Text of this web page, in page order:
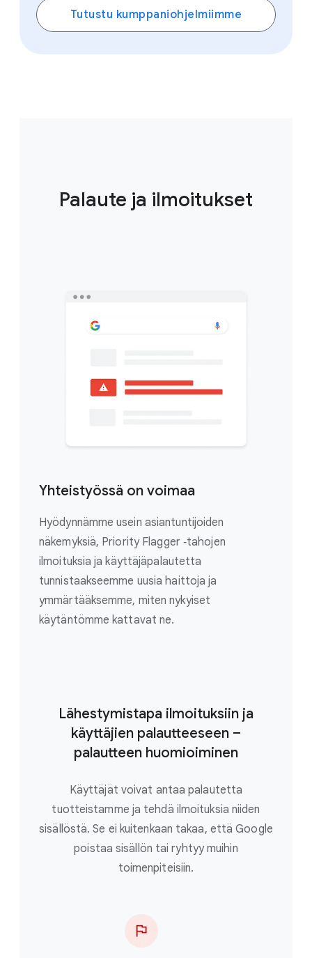
Tutustu kumppaniohjelmiimme
Palaute ja ilmoitukset
Yhteistyössä on voimaa
Hyödynnämme usein asiantuntijoiden
näkemyksiä, Priority Flagger ‑tahojen
ilmoituksia ja käyttäjäpalautetta
tunnistaakseemme uusia haittoja ja
ymmärtääksemme, miten nykyiset
käytäntömme kattavat ne.
Lähestymistapa ilmoituksiin ja
käyttäjien palautteeseen –
palautteen huomioiminen
Käyttäjät voivat antaa palautetta
tuotteistamme ja tehdä ilmoituksia niiden
sisällöstä. Se ei kuitenkaan takaa, että Google
poistaa sisällön tai ryhtyy muihin
toimenpiteisiin.